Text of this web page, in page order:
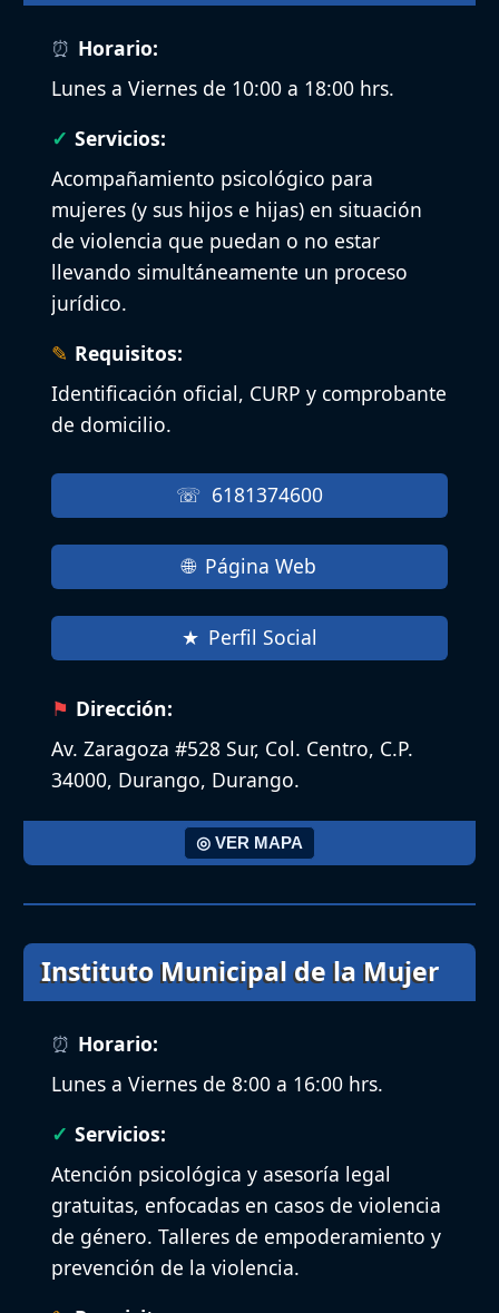
Horario:
Lunes a Viernes de 10:00 a 18:00 hrs.
Servicios:
Acompañamiento psicológico para
mujeres (y sus hijos e hijas) en situación
de violencia que puedan o no estar
llevando simultáneamente un proceso
jurídico.
Requisitos:
Identificación oficial, CURP y comprobante
de domicilio.
6181374600
Página Web
Perfil Social
Dirección:
Av. Zaragoza #528 Sur, Col. Centro, C.P.
34000, Durango, Durango.
◎ VER MAPA
Instituto Municipal de la Mujer
Horario:
Lunes a Viernes de 8:00 a 16:00 hrs.
Servicios:
Atención psicológica y asesoría legal
gratuitas, enfocadas en casos de violencia
de género. Talleres de empoderamiento y
prevención de la violencia.